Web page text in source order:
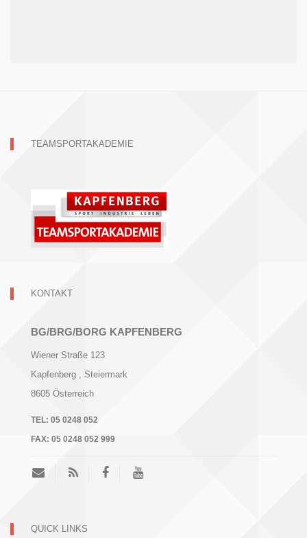
TEAMSPORTAKADEMIE
KONTAKT
BG/BRG/BORG KAPFENBERG
Wiener Straße 123
Kapfenberg , Steiermark
8605 Österreich
TEL: 05 0248 052
FAX: 05 0248 052 999
QUICK LINKS